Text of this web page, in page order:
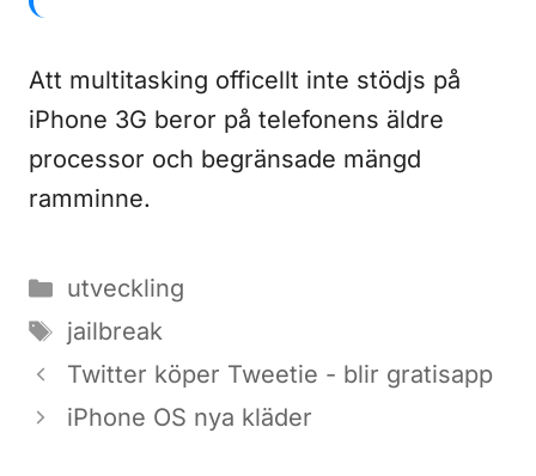
Att multitasking officellt inte stödjs på
iPhone 3G beror på telefonens äldre
processor och begränsade mängd
ramminne.
Kategorier
utveckling
Etiketter
jailbreak
Twitter köper Tweetie - blir gratisapp
iPhone OS nya kläder